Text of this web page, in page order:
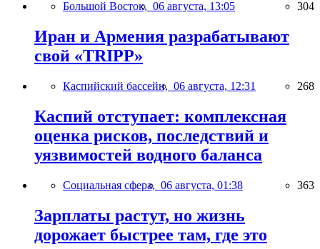
Большой Восток, 06 августа, 13:05 304
Иран и Армения разрабатывают
свой «TRIPP»
Каспийский бассейн, 06 августа, 12:31 268
Каспий отступает: комплексная
оценка рисков, последствий и
уязвимостей водного баланса
Социальная сфера, 06 августа, 01:38 363
Зарплаты растут, но жизнь
дорожает быстрее там, где это